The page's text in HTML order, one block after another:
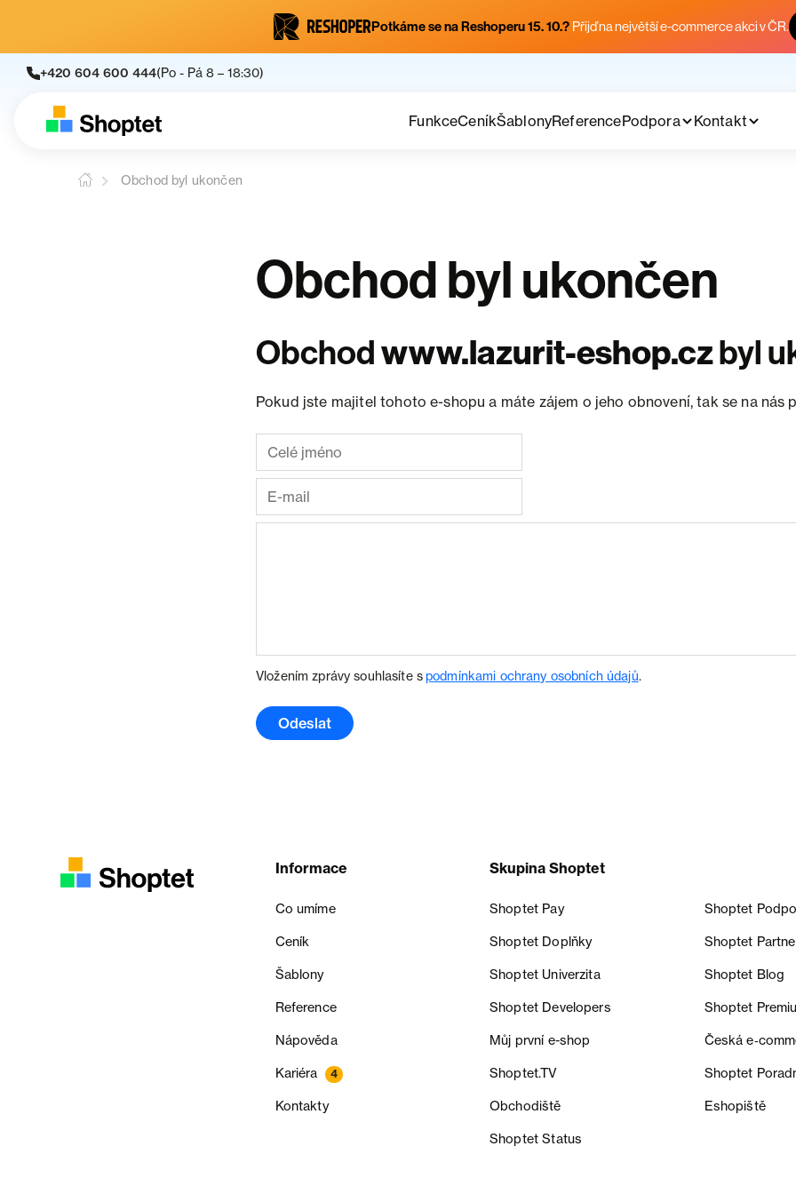
Potkáme se na Reshoperu 15. 10.? Přijď na největší e-commerce akci v ČR.
+420 604 600 444(Po - Pá 8 – 18:30)
FunkceCeníkŠablonyReferencePodpora Kontakt
Obchod byl ukončen
Obchod byl ukončen
Obchodwww.lazurit-eshop.czbyl
Pokud jste majitel tohoto e-shopu a máte zájem o jeho obnovení, tak se na nás
Vložením zprávy souhlasíte spodmínkami ochrany osobních údajů.
Odeslat
Informace
Co umíme
Ceník
Šablony
Reference
Nápověda
Kariéra 4
Kontakty
Skupina Shoptet
Shoptet Pay Shoptet
Shoptet Doplňky Shoptet
Shoptet Univerzita Shoptet Blog
Shoptet Developers Shoptet
Můj první e-shop Česká
Shoptet.TV Shoptet
Obchodiště Eshopiště
Shoptet Status